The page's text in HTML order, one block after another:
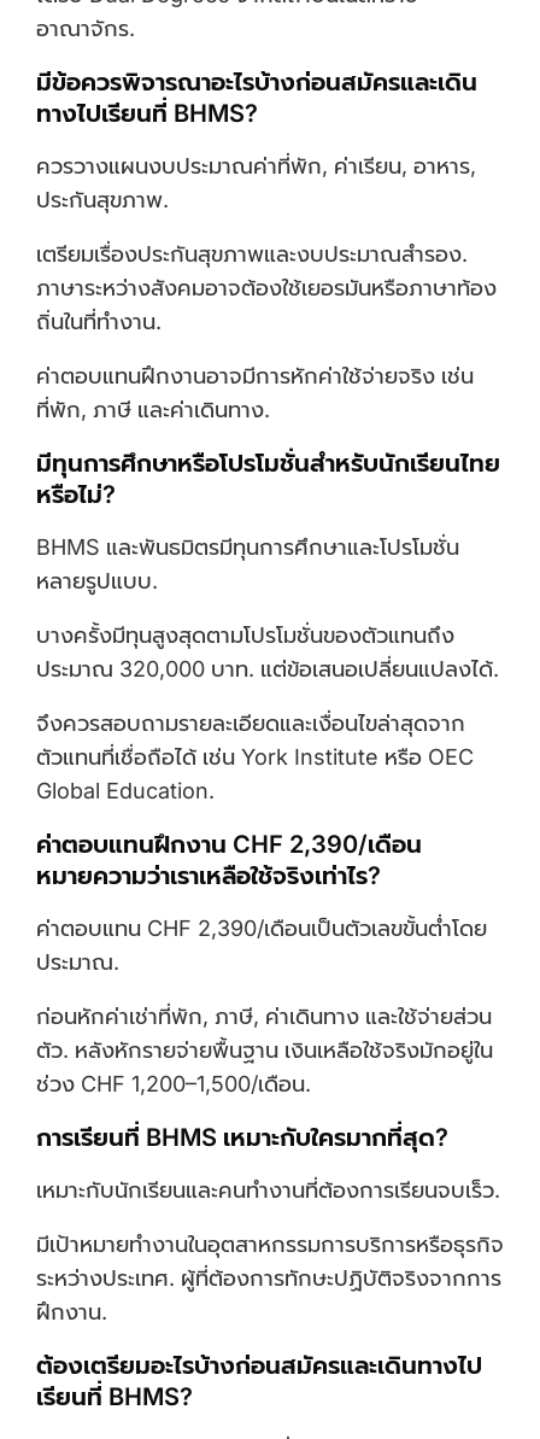
อาณาจักร.
มีข้อควรพิจารณาอะไรบ้างก่อนสมัครและเดิน
ทางไปเรียนที่ BHMS?
ควรวางแผนงบประมาณค่าที่พัก, ค่าเรียน, อาหาร,
ประกันสุขภาพ.
เตรียมเรื่องประกันสุขภาพและงบประมาณสำรอง.
ภาษาระหว่างสังคมอาจต้องใช้เยอรมันหรือภาษาท้อง
ถิ่นในที่ทำงาน.
ค่าตอบแทนฝึกงานอาจมีการหักค่าใช้จ่ายจริง เช่น
ที่พัก, ภาษี และค่าเดินทาง.
มีทุนการศึกษาหรือโปรโมชั่นสำหรับนักเรียนไทย
หรือไม่?
BHMS และพันธมิตรมีทุนการศึกษาและโปรโมชั่น
หลายรูปแบบ.
บางครั้งมีทุนสูงสุดตามโปรโมชั่นของตัวแทนถึง
ประมาณ 320,000 บาท. แต่ข้อเสนอเปลี่ยนแปลงได้.
จึงควรสอบถามรายละเอียดและเงื่อนไขล่าสุดจาก
ตัวแทนที่เชื่อถือได้ เช่น York Institute หรือ OEC
Global Education.
ค่าตอบแทนฝึกงาน CHF 2,390/เดือน
หมายความว่าเราเหลือใช้จริงเท่าไร?
ค่าตอบแทน CHF 2,390/เดือนเป็นตัวเลขขั้นต่ำโดย
ประมาณ.
ก่อนหักค่าเช่าที่พัก, ภาษี, ค่าเดินทาง และใช้จ่ายส่วน
ตัว. หลังหักรายจ่ายพื้นฐาน เงินเหลือใช้จริงมักอยู่ใน
ช่วง CHF 1,200–1,500/เดือน.
การเรียนที่ BHMS เหมาะกับใครมากที่สุด?
เหมาะกับนักเรียนและคนทำงานที่ต้องการเรียนจบเร็ว.
มีเป้าหมายทำงานในอุตสาหกรรมการบริการหรือธุรกิจ
ระหว่างประเทศ. ผู้ที่ต้องการทักษะปฏิบัติจริงจากการ
ฝึกงาน.
ต้องเตรียมอะไรบ้างก่อนสมัครและเดินทางไป
เรียนที่ BHMS?